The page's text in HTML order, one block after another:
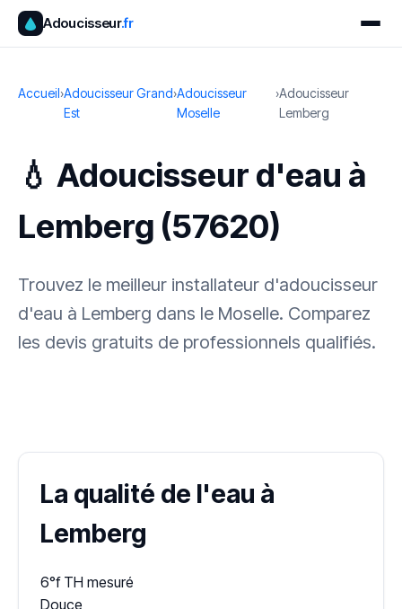
Adoucisseur.fr
Accueil›Adoucisseur Grand
Est
›Adoucisseur
Moselle
›Adoucisseur
Lemberg
💧 Adoucisseur d'eau à
Lemberg (57620)
Trouvez le meilleur installateur d'adoucisseur
d'eau à Lemberg dans le Moselle. Comparez
les devis gratuits de professionnels qualifiés.
La qualité de l'eau à
Lemberg
6°f TH mesuré
Douce